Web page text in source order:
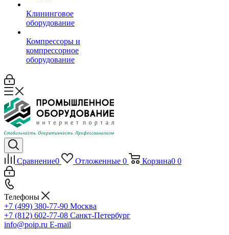
Клининговое
оборудование
Компрессоры и
компрессорное
оборудование
Сравнение0 Отложенные 0 Корзина0 0
Телефоны
+7 (499) 380-77-90 Москва
+7 (812) 602-77-08 Санкт-Петербург
info@poip.ru E-mail